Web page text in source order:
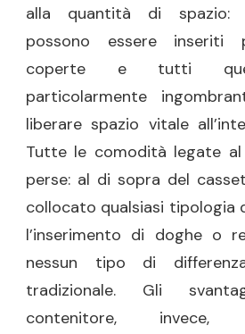
alla quantità di spazio:
possono essere inseriti
coperte e tutti
particolarmente
liberare spazio vitale
Tutte le comodità legate
perse: al di sopra del
collocato qualsiasi tipologia
l’inserimento di doghe o
nessun tipo di
tradizionale. Gli
contenitore,